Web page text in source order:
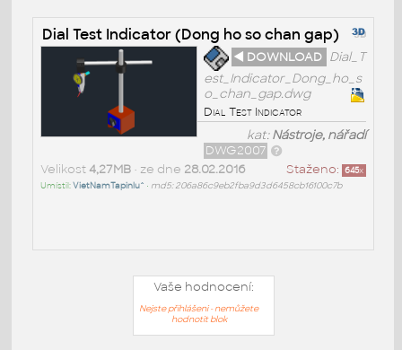
Dial Test Indicator (Dong ho so chan gap)
◄ DOWNLOAD Dial_T
est_Indicator_Dong_ho_s
o_chan_gap.dwg
Dial Test Indicator
kat:Nástroje, nářadí
DWG2007
Staženo: 645x
Velikost 4,27MB• ze dne 28.02.2016
Umístil:VietNamTapinlu^ • md5: 206a86c9eb2fba9d3d6458cb16100c7b
Vaše hodnocení:
Nejste přihlášeni - nemůžete
hodnotit blok